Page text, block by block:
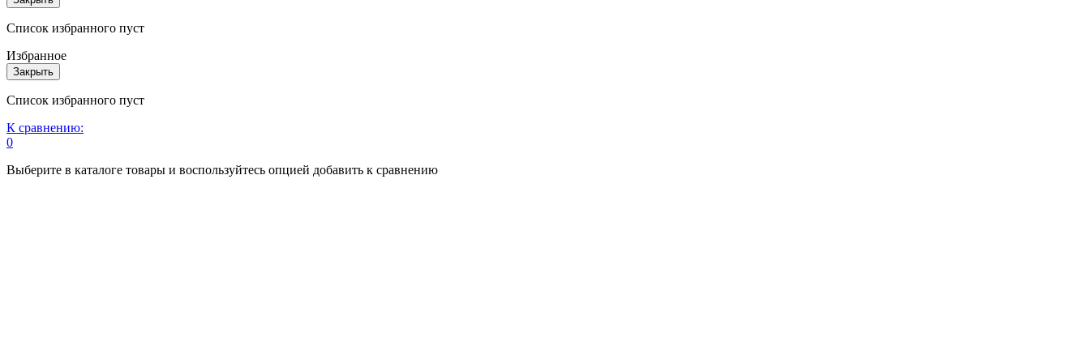
Список избранного пуст
Избранное
Закрыть
Список избранного пуст
К сравнению:
0
Выберите в каталоге товары и воспользуйтесь опцией добавить к сравнению